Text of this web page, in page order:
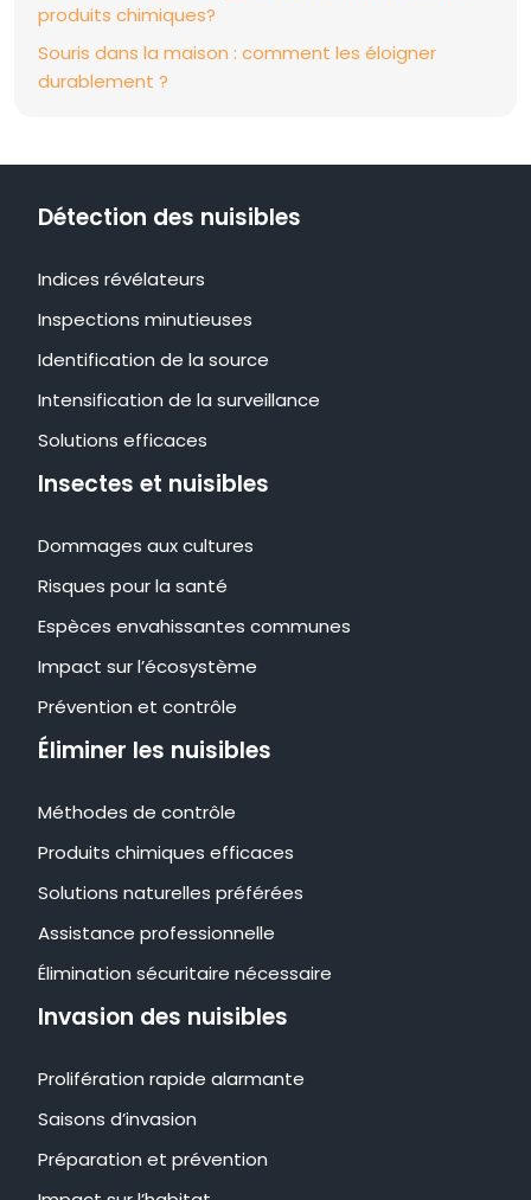
produits chimiques?
Souris dans la maison : comment les éloigner
durablement ?
Détection des nuisibles
Indices révélateurs
Inspections minutieuses
Identification de la source
Intensification de la surveillance
Solutions efficaces
Insectes et nuisibles
Dommages aux cultures
Risques pour la santé
Espèces envahissantes communes
Impact sur l’écosystème
Prévention et contrôle
Éliminer les nuisibles
Méthodes de contrôle
Produits chimiques efficaces
Solutions naturelles préférées
Assistance professionnelle
Élimination sécuritaire nécessaire
Invasion des nuisibles
Prolifération rapide alarmante
Saisons d’invasion
Préparation et prévention